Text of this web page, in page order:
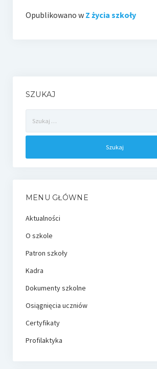
Opublikowano w Z życia szkoły
SZUKAJ
MENU GŁÓWNE
Aktualności
O szkole
Patron szkoły
Kadra
Dokumenty szkolne
Osiągnięcia uczniów
Certyfikaty
Profilaktyka